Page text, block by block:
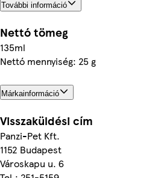
További információ
Nettó tömeg
135ml
Nettó mennyiség: 25 g
Márkainformáció
Visszaküldési cím
Panzi-Pet Kft.
1152 Budapest
Városkapu u. 6